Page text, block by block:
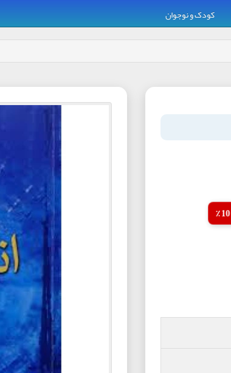
کودک و نوجوان
10 ٪